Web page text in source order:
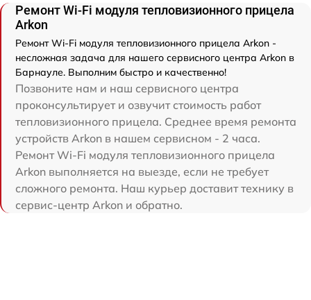
Ремонт Wi-Fi модуля тепловизионного прицела
Arkon
Ремонт Wi-Fi модуля тепловизионного прицела Arkon -
несложная задача для нашего сервисного центра Arkon в
Барнауле. Выполним быстро и качественно!
Позвоните нам и наш сервисного центра
проконсультирует и озвучит стоимость работ
тепловизионного прицела. Среднее время ремонта
устройств Arkon в нашем сервисном - 2 часа.
Ремонт Wi-Fi модуля тепловизионного прицела
Arkon выполняется на выезде, если не требует
сложного ремонта. Наш курьер доставит технику в
сервис-центр Arkon и обратно.